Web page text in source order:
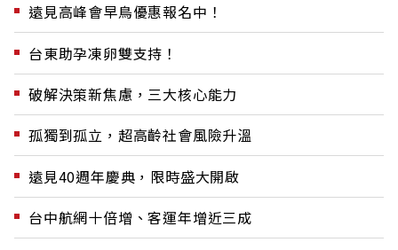
遠見高峰會早鳥優惠報名中！
台東助孕凍卵雙支持！
破解決策新焦慮，三大核心能力
孤獨到孤立，超高齡社會風險升溫
遠見40週年慶典，限時盛大開啟
台中航網十倍增、客運年增近三成